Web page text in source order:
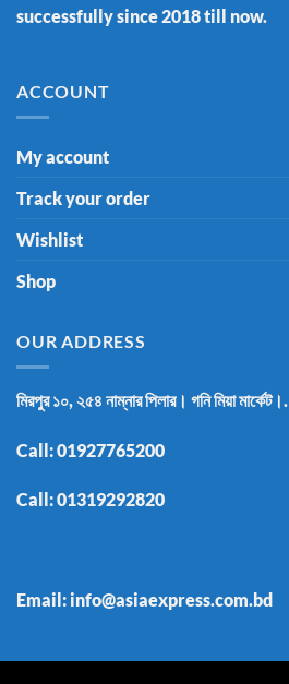
successfully since 2018 till now.
ACCOUNT
My account
Track your order
Wishlist
Shop
OUR ADDRESS
মিরপুর ১০, ২৫৪ নাম্নার পিলার। গনি মিয়া মার্কেট।.
Call:01927765200
Call:01319292820
Email: info@asiaexpress.com.bd